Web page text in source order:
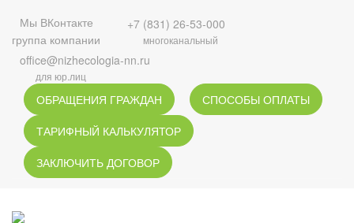
Мы ВКонтакте
группа компании
+7 (831) 26-53-000
многоканальный
office@nizhecologia-nn.ru
для юр.лиц
ОБРАЩЕНИЯ ГРАЖДАН
СПОСОБЫ ОПЛАТЫ
ТАРИФНЫЙ КАЛЬКУЛЯТОР
ЗАКЛЮЧИТЬ ДОГОВОР